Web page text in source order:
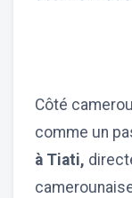
Côté
comme un
à Tiati,